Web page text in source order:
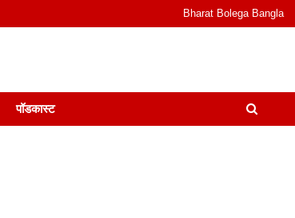
Bharat Bolega Bangla
समझदारी भी और पॉडकास्ट
पॉडकास्ट